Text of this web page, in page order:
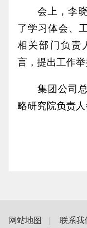
会上，李晓
了学习体会、
相关部门负责
言，提出工作举
集团公司总
略研究院负责人
网站地图 | 联系我